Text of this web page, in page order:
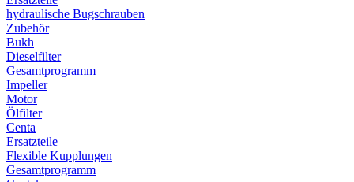
hydraulische Bugschrauben
Zubehör
Bukh
Dieselfilter
Gesamtprogramm
Impeller
Motor
Ölfilter
Centa
Ersatzteile
Flexible Kupplungen
Gesamtprogramm